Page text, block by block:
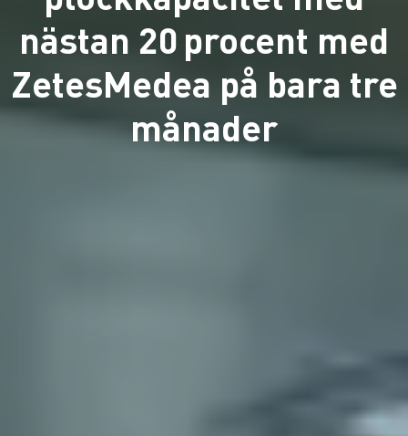
nästan 20 procent med
ZetesMedea på bara tre
månader